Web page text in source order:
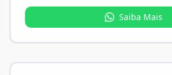
Saiba Mais